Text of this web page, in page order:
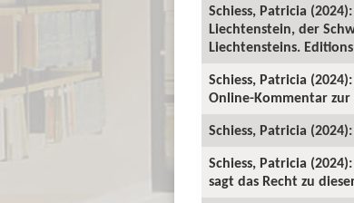
Schiess, Patricia
Liechtenstein, der
Liechtensteins.
Schiess, Patricia
Online-Kommentar
Schiess, Patricia
Schiess, Patricia
sagt das Recht zu